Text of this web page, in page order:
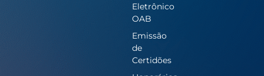
Eletrônico
OAB
Emissão
de
Certidões